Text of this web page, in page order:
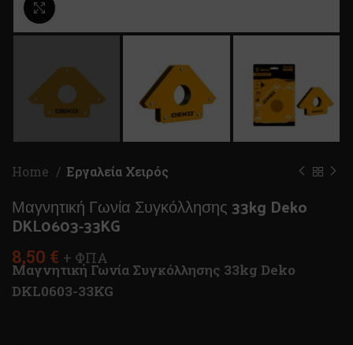
Home Εργαλεία Χειρός
Μαγνητική Γωνία Συγκόλλησης 33kg Deko
DKL0603-33KG
8,50 € + ΦΠΑ
Μαγνητική Γωνία Συγκόλλησης 33kg Deko
DKL0603-33KG